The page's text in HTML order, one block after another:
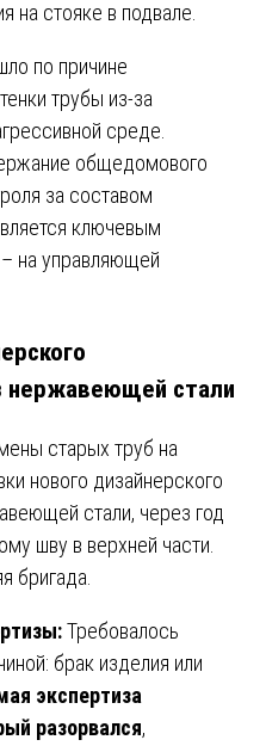
на стояке в подвале.
по причине
трубы из-за
среде.
общедомового
за составом
ключевым
на управляющей
нержавеющей стали
старых труб на
нового дизайнерского
стали, через год
шву в верхней части.
бригада.
Требовалось
брак изделия или
экспертиза
разорвался,